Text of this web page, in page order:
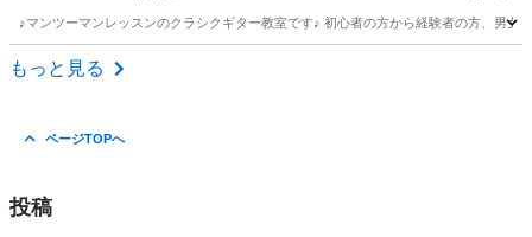
♪マンツーマンレッスンのクラシクギター教室です♪ 初心者の方から経験者の方、男
群馬 前橋市
もっと見る
ページTOPへ
投稿